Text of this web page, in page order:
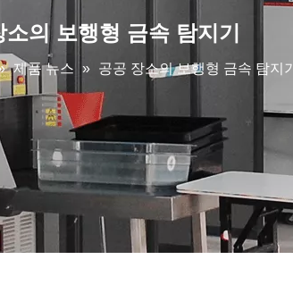
의 보행형 금속 탐지기
제품 뉴스 » 공공 장소의 보행형 금속 탐지기